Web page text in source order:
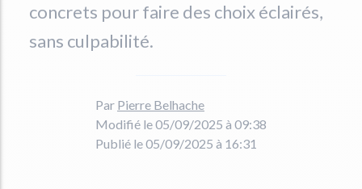
concrets pour faire des choix éclairés,
sans culpabilité.
Par Pierre Belhache
Modifié le 05/09/2025 à 09:38
Publié le 05/09/2025 à 16:31